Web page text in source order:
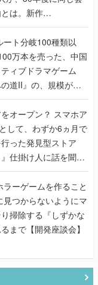
は。新作
』で初タッグを組
訊く開発秘話
ト分岐100種類以
万本を売った、中国
ィブドラマゲーム
道II』の、規模が違
ーサーに聞いた
ン？ スマホア
して、わずか6ヵ月で
った発見型ストア
仕掛け人に話を聞い
ラーゲームを作ること
掃除する『しずかな
まで【開発座談会】